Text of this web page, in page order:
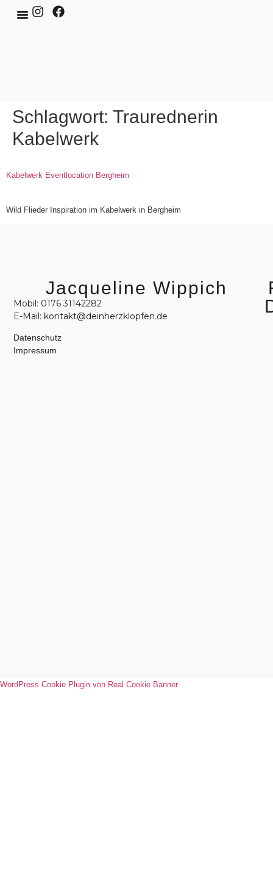
Schlagwort: Traurednerin
Kabelwerk
Kabelwerk Eventlocation Bergheim
Wild Flieder Inspiration im Kabelwerk in Bergheim
Jacqueline Wippich
Mobil: 0176 31142282
E-Mail: kontakt@deinherzklopfen.de
Datenschutz
Impressum
WordPress Cookie Plugin von Real Cookie Banner